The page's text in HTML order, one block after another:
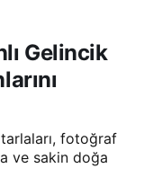
Gelincik
fotoğraf
ve sakin doğa